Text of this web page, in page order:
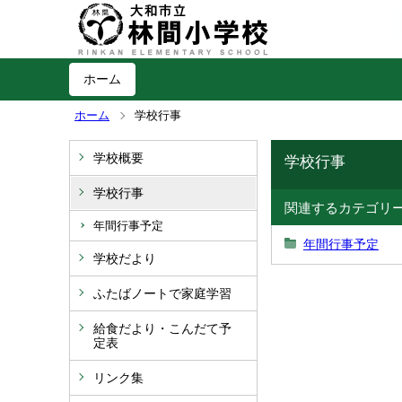
ホーム
ホーム 学校行事
学校概要
学校行事
年間行事予定
学校だより
ふたばノートで家庭学習
給食だより・こんだて予
定表
リンク集
学校行事
関連するカテゴリ
年間行事予定